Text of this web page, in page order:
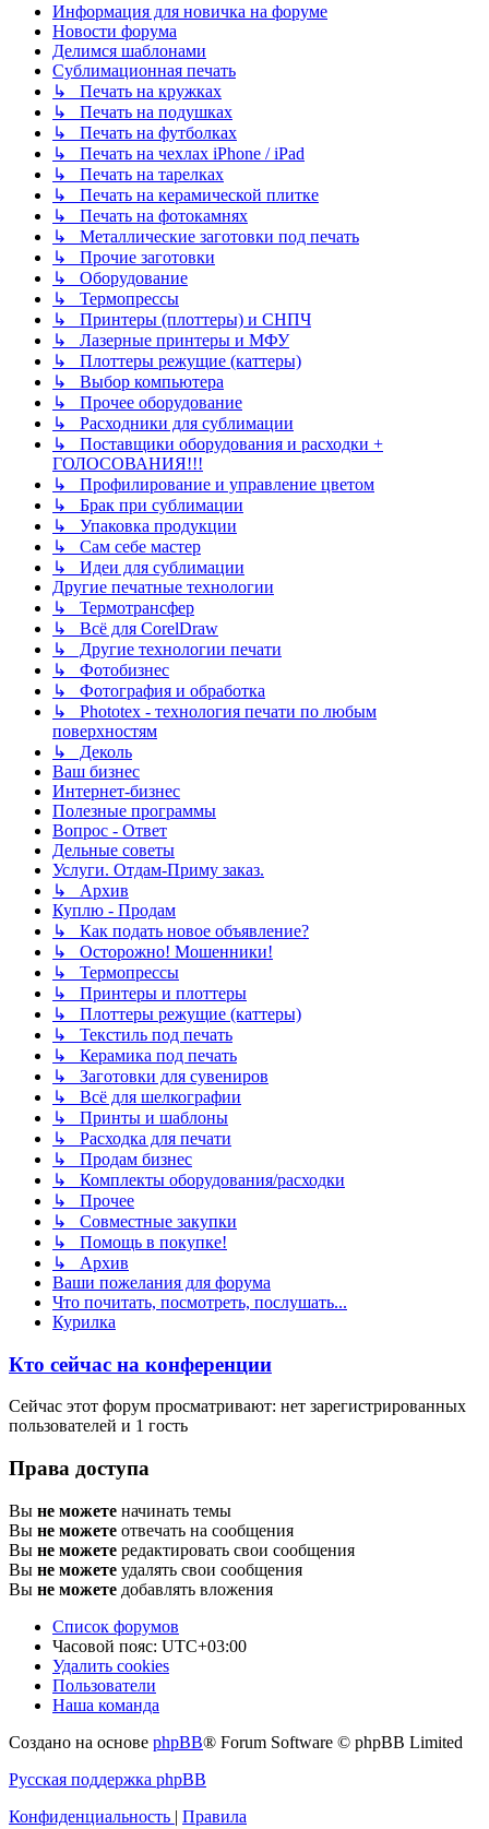
Информация для новичка на форуме
Новости форума
Делимся шаблонами
Сублимационная печать
↳ Печать на кружках
↳ Печать на подушках
↳ Печать на футболках
↳ Печать на чехлах iPhone / iPad
↳ Печать на тарелках
↳ Печать на керамической плитке
↳ Печать на фотокамнях
↳ Металлические заготовки под печать
↳ Прочие заготовки
↳ Оборудование
↳ Термопрессы
↳ Принтеры (плоттеры) и СНПЧ
↳ Лазерные принтеры и МФУ
↳ Плоттеры режущие (каттеры)
↳ Выбор компьютера
↳ Прочее оборудование
↳ Расходники для сублимации
↳ Поставщики оборудования и расходки +
ГОЛОСОВАНИЯ!!!
↳ Профилирование и управление цветом
↳ Брак при сублимации
↳ Упаковка продукции
↳ Сам себе мастер
↳ Идеи для сублимации
Другие печатные технологии
↳ Термотрансфер
↳ Всё для CorelDraw
↳ Другие технологии печати
↳ Фотобизнес
↳ Фотография и обработка
↳ Phototex - технология печати по любым
поверхностям
↳ Деколь
Ваш бизнес
Интернет-бизнес
Полезные программы
Вопрос - Ответ
Дельные советы
Услуги. Отдам-Приму заказ.
↳ Архив
Куплю - Продам
↳ Как подать новое объявление?
↳ Осторожно! Мошенники!
↳ Термопрессы
↳ Принтеры и плоттеры
↳ Плоттеры режущие (каттеры)
↳ Текстиль под печать
↳ Керамика под печать
↳ Заготовки для сувениров
↳ Всё для шелкографии
↳ Принты и шаблоны
↳ Расходка для печати
↳ Продам бизнес
↳ Комплекты оборудования/расходки
↳ Прочее
↳ Совместные закупки
↳ Помощь в покупке!
↳ Архив
Ваши пожелания для форума
Что почитать, посмотреть, послушать...
Курилка
Кто сейчас на конференции
Сейчас этот форум просматривают: нет зарегистрированных
пользователей и 1 гость
Права доступа
Вы не можете начинать темы
Вы не можете отвечать на сообщения
Вы не можете редактировать свои сообщения
Вы не можете удалять свои сообщения
Вы не можете добавлять вложения
Список форумов
Часовой пояс: UTC+03:00
Удалить cookies
Пользователи
Наша команда
Создано на основе phpBB® Forum Software © phpBB Limited
Русская поддержка phpBB
Конфиденциальность | Правила